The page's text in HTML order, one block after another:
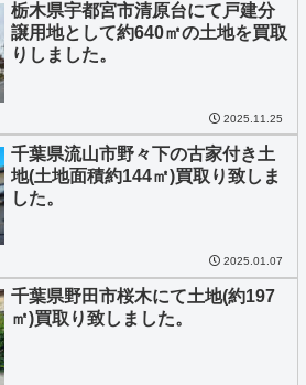
栃木県宇都宮市清原台にて戸建分
譲用地として約640㎡の土地を買取
りしました。
2025.11.25
千葉県流山市野々下の古家付き土
地(土地面積約144㎡)買取り致しま
した。
2025.01.07
千葉県野田市桜木にて土地(約197
㎡)買取り致しました。